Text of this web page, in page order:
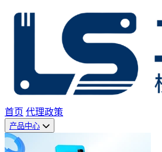
首页 代理政策
产品中心